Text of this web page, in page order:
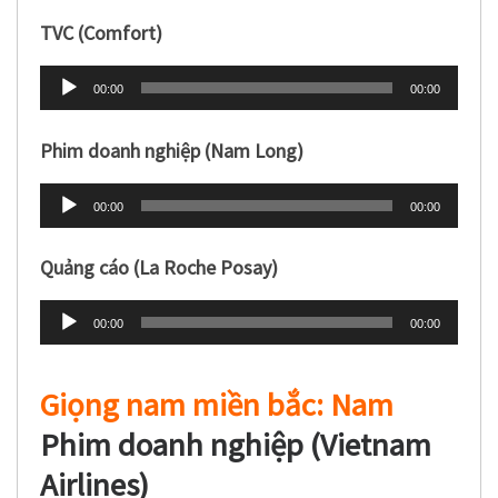
TVC (Comfort)
Trình
phát
âm
00:00 00:00
Phim doanh nghiệp (Nam Long)
Trình
phát
âm
thanh
00:00 00:00
Quảng cáo (La Roche Posay)
Trình
phát
thanh
00:00 00:00
Giọng nam miền bắc: Nam
Phim doanh nghiệp (Vietnam
Airlines)